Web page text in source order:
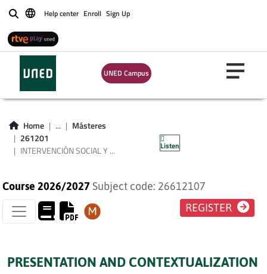
BuscarHelp center Enroll Sign Up
UNED Campus
Home ...
Másteres
261201
INTERVENCIÓN SOCIAL Y ...
Listen
INTERVENCIÓN
SOCIAL Y
COOPERACIÓN AL
DESARROLLO
Course 2026/2027 Subject code: 26612107
REGISTER
PRESENTATION AND CONTEXTUALIZATION